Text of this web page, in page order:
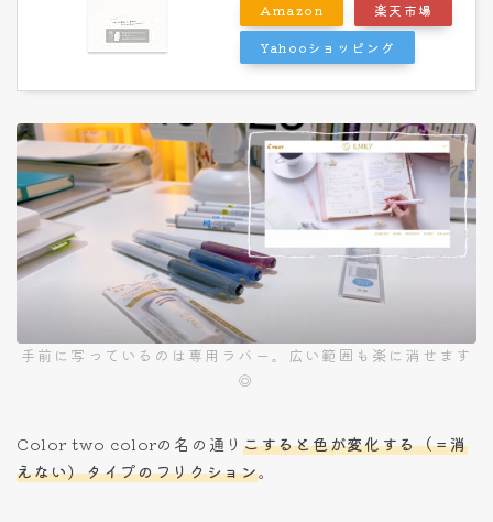
Amazon 楽天市場
Yahooショッピング
手前に写っているのは専用ラバー。広い範囲も楽に消せます
◎
Color two colorの名の通り こすると色が変化する（＝消
えない）タイプのフリクション。